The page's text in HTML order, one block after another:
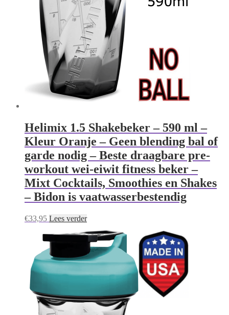
Helimix 1.5 Shakebeker – 590 ml –
Kleur Oranje – Geen blending bal of
garde nodig – Beste draagbare pre-
workout wei-eiwit fitness beker –
Mixt Cocktails, Smoothies en Shakes
– Bidon is vaatwasserbestendig
€33,95 Lees verder